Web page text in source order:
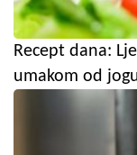
Recept dana:
umakom od